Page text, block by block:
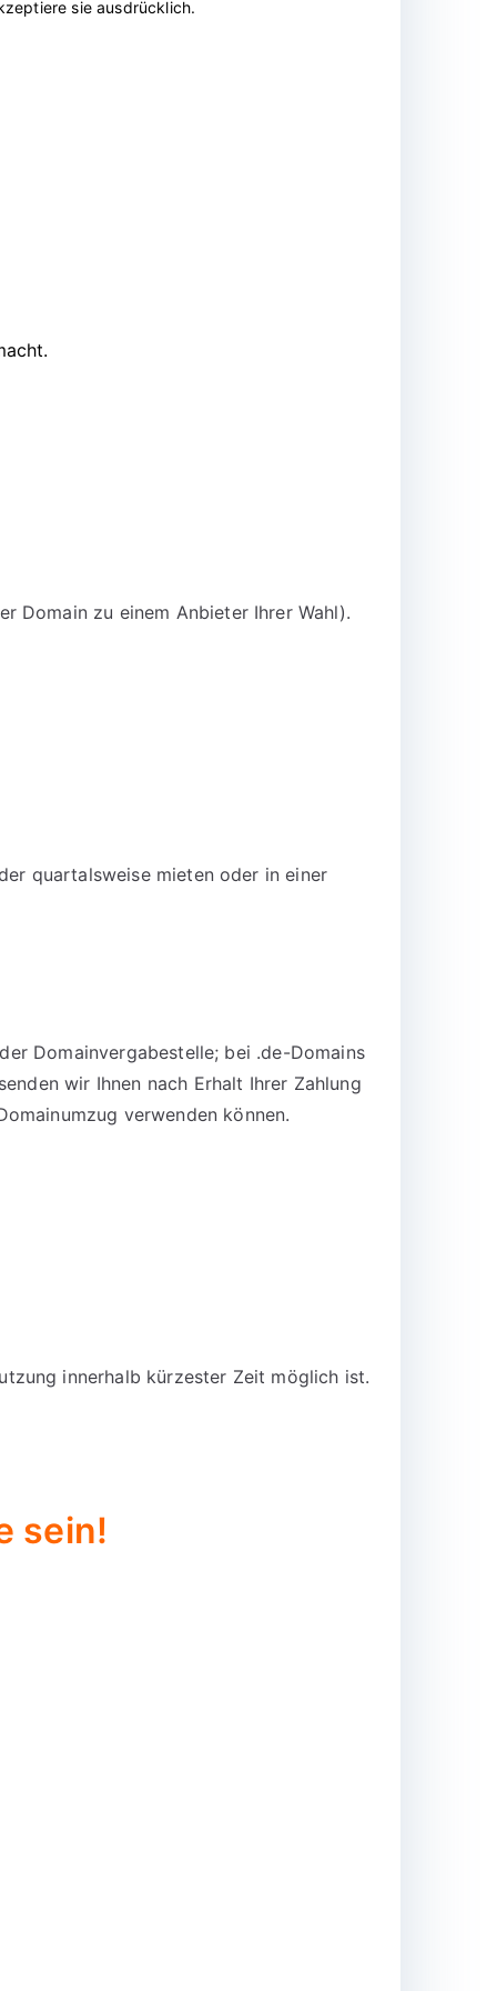
sie ausdrücklich.
Domain zu einem Anbieter Ihrer Wahl).
quartalsweise mieten oder in einer
Domainvergabestelle; bei .de-Domains
wir Ihnen nach Erhalt Ihrer Zahlung
verwenden können.
innerhalb kürzester Zeit möglich ist.
sein!